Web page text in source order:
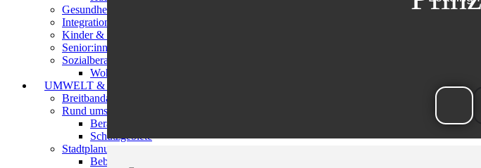
Gesundheit
Integration
Kinder & Jugendliche
Senior:innen
Sozialberatung
Wohnen
UMWELT & BAUEN
Breitbandausbau
Rund ums Bauen
Beratung & Information
Schutzgebiete
Stadtplanung
Bebauungspläne im Verfahren